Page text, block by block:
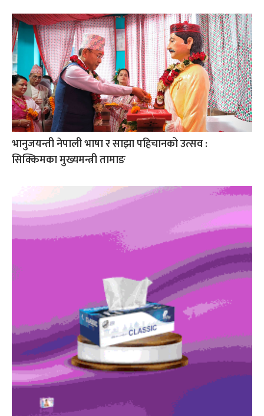
भानुजयन्ती नेपाली भाषा र साझा पहिचानको उत्सव :
सिक्किमका मुख्यमन्त्री तामाङ